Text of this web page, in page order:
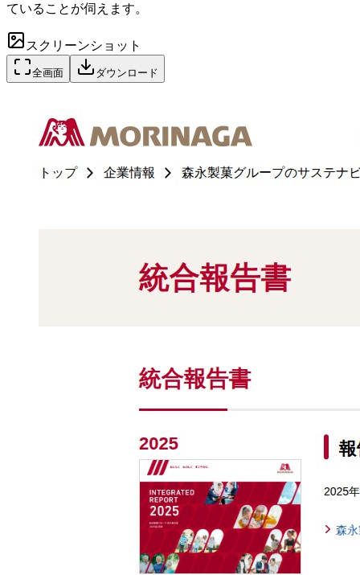
ていることが伺えます。
スクリーンショット
全画面 ダウンロード